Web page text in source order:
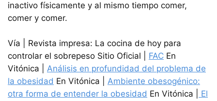
inactivo físicamente y al mismo tiempo comer,
comer y comer.
Vía | Revista impresa: La cocina de hoy para
controlar el sobrepeso Sitio Oficial | FAC En
Vitónica | Análisis en profundidad del problema de
la obesidad En Vitónica | Ambiente obesogénico:
otra forma de entender la obesidad En Vitónica |
El